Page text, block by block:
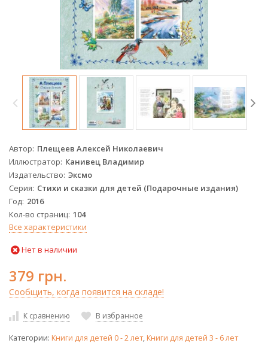
Автор Плещеев Алексей Николаевич
Иллюстратор Канивец Владимир
Издательство Эксмо
Серия Стихи и сказки для детей (Подарочные издания)
Год 2016
Кол-во страниц 104
Все характеристики
Нет в наличии
379 грн.
Сообщить, когда появится на складе!
К сравнению В избранное
Категории: Книги для детей 0 - 2 лет,Книги для детей 3 - 6 лет